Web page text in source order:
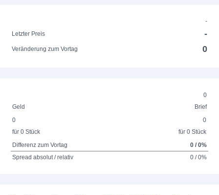
-
Letzter Preis
-
Veränderung zum Vortag 0
0
Geld
Brief
0
für 0 Stück
0
für 0 Stück
Differenz zum Vortag
0 / 0%
Spread absolut / relativ
0 / 0%